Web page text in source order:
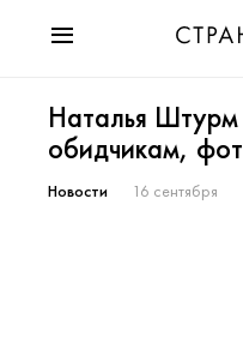
Мода
Звезды
Гороскопы
Наталья Штурм
обидчикам,
Новости 16 сентября